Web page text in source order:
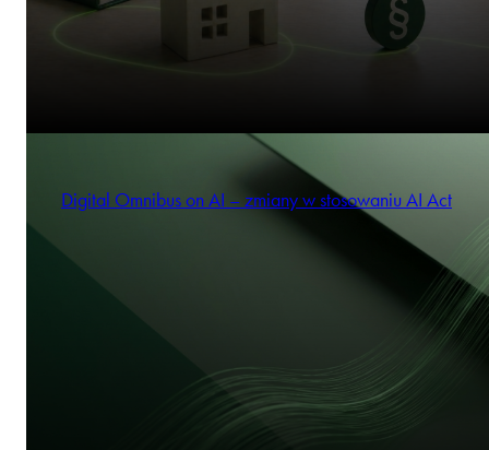
Digital Omnibus on AI – zmiany w stosowaniu AI Act